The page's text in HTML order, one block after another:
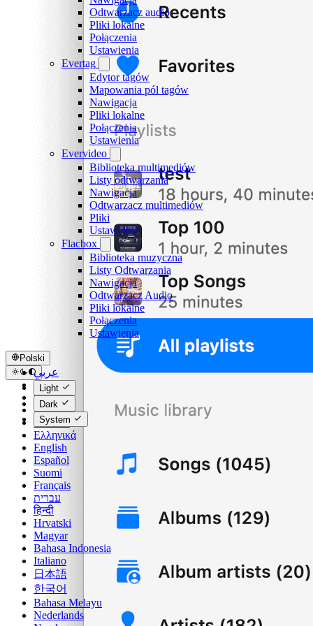
Odtwarzacz audio
Pliki lokalne
Połączenia
Ustawienia
Evertag
Edytor tagów
Mapowania pól tagów
Nawigacja
Pliki lokalne
Połączenia
Ustawienia
Evervideo
Biblioteka multimediów
Listy odtwarzania
Nawigacja
Odtwarzacz multimediów
Pliki
Ustawienia
Flacbox
Biblioteka muzyczna
Listy Odtwarzania
Nawigacja
Odtwarzacz Audio
Pliki lokalne
Połączenia
Ustawienia
Polski
عربي
Català
Čeština
Dansk
Deutsch
Ελληνικά
English
Español
Suomi
Français
עברית
हिन्दी
Hrvatski
Magyar
Bahasa Indonesia
Italiano
日本語
한국어
Bahasa Melayu
Nederlands
Light
Dark
System